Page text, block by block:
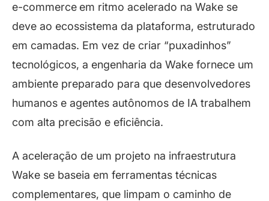
e-commerce em ritmo acelerado na Wake se
deve ao ecossistema da plataforma, estruturado
em camadas. Em vez de criar “puxadinhos”
tecnológicos, a engenharia da Wake fornece um
ambiente preparado para que desenvolvedores
humanos e agentes autônomos de IA trabalhem
com alta precisão e eficiência.
A aceleração de um projeto na infraestrutura
Wake se baseia em ferramentas técnicas
complementares, que limpam o caminho de